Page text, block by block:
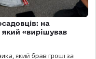
на
«вирішував
який брав гроші за